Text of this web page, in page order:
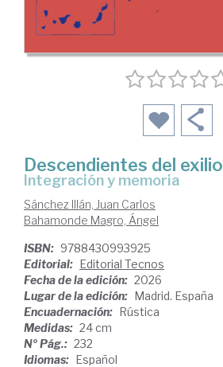
Descendientes del exilio
Integración y memoria
Sánchez Illán, Juan Carlos
Bahamonde Magro, Ángel
ISBN: 9788430993925
Editorial: Editorial Tecnos
Fecha de la edición: 2026
Lugar de la edición: Madrid. España
Encuadernación: Rústica
Medidas: 24 cm
Nº Pág.: 232
Idiomas: Español